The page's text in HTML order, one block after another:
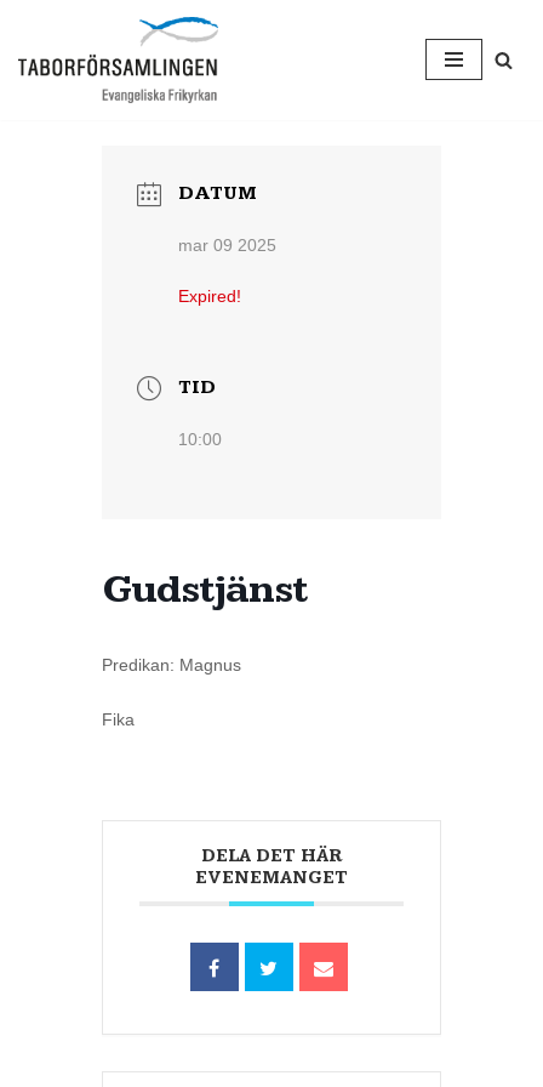
Hoppa
DATUM
mar 09 2025
Expired!
TID
10:00
Gudstjänst
Predikan: Magnus
Fika
DELA DET HÄR
EVENEMANGET